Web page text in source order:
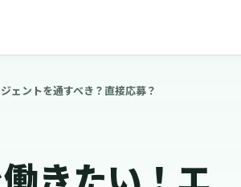
ェントを通すべき？直接応募？